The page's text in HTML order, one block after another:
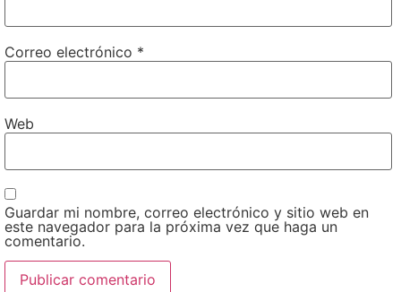
Correo electrónico *
Web
Guardar mi nombre, correo electrónico y sitio web en
este navegador para la próxima vez que haga un
comentario.